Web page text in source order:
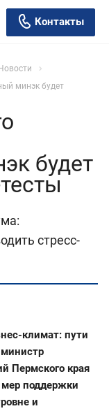
Контакты
Новости
минэк будет
будет
стресс-
климат: пути
Пермского края
поддержки
и